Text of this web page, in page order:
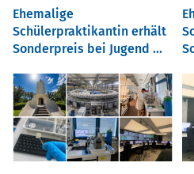
Ehemalige
Schülerpraktikantin erhält
Sonderpreis bei Jugend ...